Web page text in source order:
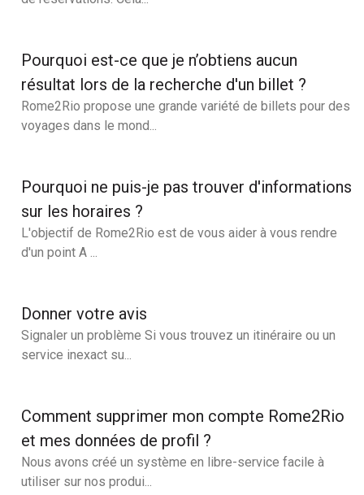
Pourquoi est-ce que je n’obtiens aucun
résultat lors de la recherche d'un billet ?
Rome2Rio propose une grande variété de billets pour des
voyages dans le mond...
Pourquoi ne puis-je pas trouver d'informations
sur les horaires ?
L'objectif de Rome2Rio est de vous aider à vous rendre
d'un point A ...
Donner votre avis
Signaler un problème Si vous trouvez un itinéraire ou un
service inexact su...
Comment supprimer mon compte Rome2Rio
et mes données de profil ?
Nous avons créé un système en libre-service facile à
utiliser sur nos produi...